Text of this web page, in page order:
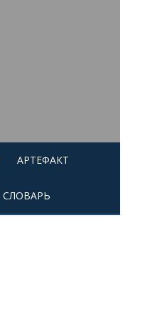
АРТЕФАКТ
СЛОВАРЬ